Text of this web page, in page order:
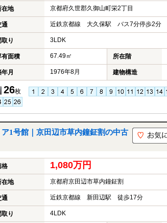
在地 京都府久世郡久御山町栄2丁目
通 近鉄京都線 大久保駅 バス7分停歩2分
取り 3LDK
有面積 67.49㎡ 所在階
月 1976年8月 建物構造
26枚
1号館｜京田辺市草内鐘鉦割の中古
格 1,080万円
在地 京都府京田辺市草内鐘鉦割
通 近鉄京都線 新田辺駅 徒歩17分
取り 4LDK